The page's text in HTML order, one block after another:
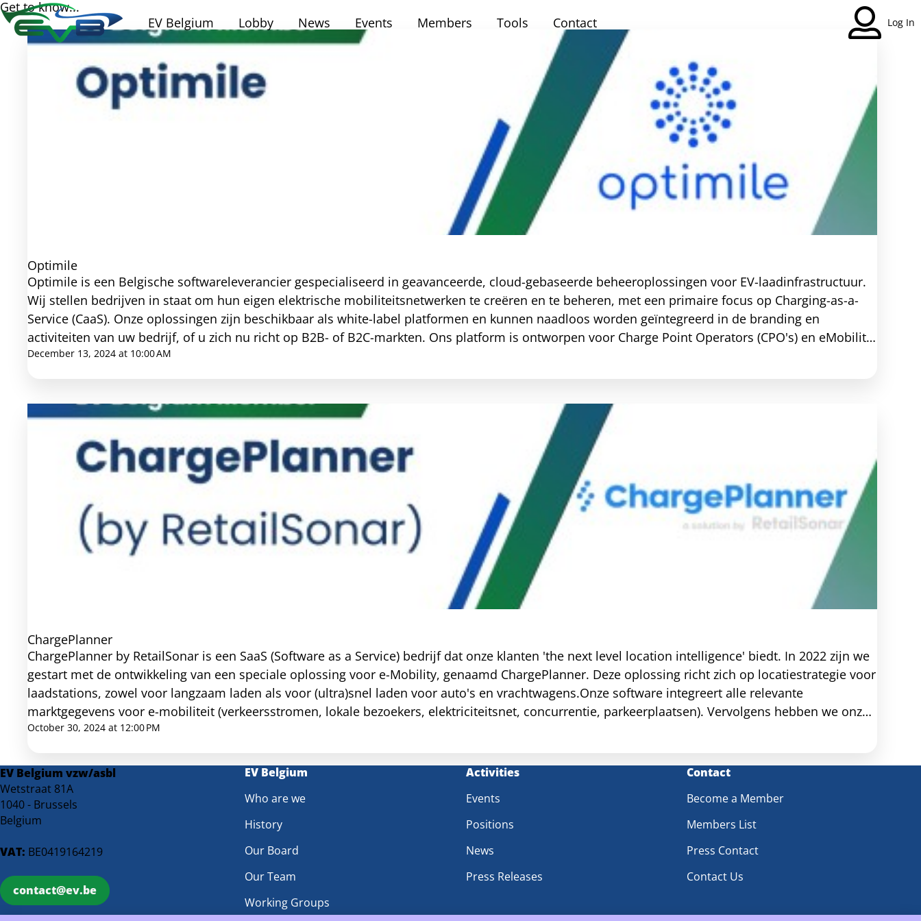
EV Belgium Lobby News Events Members Tools Contact Log In
Get to know...
Optimile
Optimile is een Belgische softwareleverancier gespecialiseerd in geavanceerde, cloud-gebaseerde beheeroplossingen voor EV-laadinfrastructuur.
Wij stellen bedrijven in staat om hun eigen elektrische mobiliteitsnetwerken te creëren en te beheren, met een primaire focus op Charging-as-a-
Service (CaaS). Onze oplossingen zijn beschikbaar als white-label platformen en kunnen naadloos worden geïntegreerd in de branding en
activiteiten van uw bedrijf, of u zich nu richt op B2B- of B2C-markten. Ons platform is ontworpen voor Charge Point Operators (CPO's) en eMobility
Service Providers (eMSP's) en verbindt, beheert en optimaliseert laadstations in heel Europa. Het ondersteunt verschillende omgevingen -
December 13, 2024 at 10:00 AM
ChargePlanner
ChargePlanner by RetailSonar is een SaaS (Software as a Service) bedrijf dat onze klanten 'the next level location intelligence' biedt. In 2022 zijn we
gestart met de ontwikkeling van een speciale oplossing voor e-Mobility, genaamd ChargePlanner. Deze oplossing richt zich op locatiestrategie voor
laadstations, zowel voor langzaam laden als voor (ultra)snel laden voor auto's en vrachtwagens.Onze software integreert alle relevante
marktgegevens voor e-mobiliteit (verkeersstromen, lokale bezoekers, elektriciteitsnet, concurrentie, parkeerplaatsen). Vervolgens hebben we onze
geavanceerde voorspellende modellen die het gebruik van bestaande en toekomstige oplaadpunten met de hoogst mogelijke nauwkeurigheid
October 30, 2024 at 12:00 PM
EV Belgium vzw/asbl
Wetstraat 81A
1040 - Brussels
Belgium
VAT: BE0419164219
contact@ev.be
EV Belgium
Who are we
History
Our Board
Our Team
Working Groups
Activities
Events
Positions
News
Press Releases
Contact
Become a Member
Members List
Press Contact
Contact Us